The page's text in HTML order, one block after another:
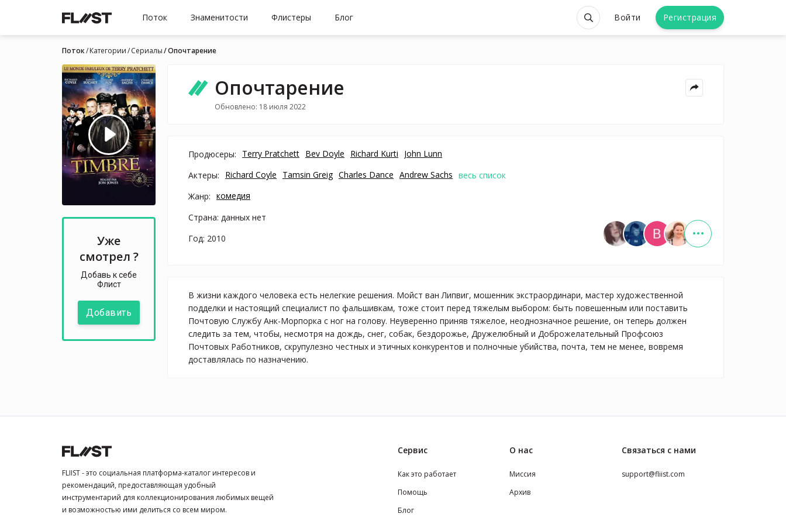
Поток Знаменитости Флистеры Блог Войти Регистрация
Поток Категории Cериалы Опочтарение
Уже
смотрел ?
Добавь к себе
Флист
Добавить
Опочтарение
Обновлено: 18 июля 2022
Продюсеры: Terry Pratchett Bev Doyle Richard Kurti
John Lunn
Актеры:
Richard Coyle Tamsin Greig Charles Dance Andrew Sachs весь список
Жанр: комедия
Страна: данных нет
Год: 2010
В жизни каждого человека есть нелегкие решения. Мойст ван Липвиг, мошенник экстраординари, мастер художественной
подделки и настоящий специалист по фальшивкам, тоже стоит перед тяжелым выбором: быть повешенным или поставить
Почтовую Службу Анк-Морпорка с ног на голову. Неуверенно приняв тяжелое, неоднозначное решение, он теперь должен
следить за тем, чтобы, несмотря на дождь, снег, собак, бездорожье, Дружелюбный и Доброжелательный Профсоюз
Почтовых Работников, скрупулезно честных и этичных конкурентов и полночные убийства, почта, тем не менее, вовремя
доставлялась по назначению.
FLIIST - это социальная платформа-каталог интересов и
рекомендаций, предоставляющая удобный
инструментарий для коллекционирования любимых вещей
и возможностью ими делиться со всем миром.
Сервис
Как это работает
Помощь
Блог
О нас
Миссия
Архив
Связаться с нами
support@fliist.com